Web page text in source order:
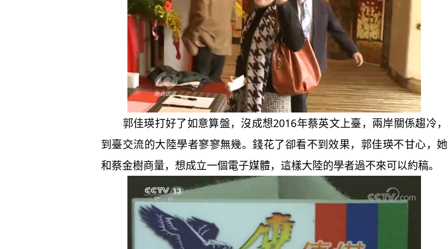
郭佳瑛打好了如意算盤，沒成想2016年蔡英文上臺，兩岸關係趨冷，
到臺交流的大陸學者寥寥無幾。錢花了卻看不到效果，郭佳瑛不甘心，她
和蔡金樹商量，想成立一個電子媒體，這樣大陸的學者過不來可以約稿。